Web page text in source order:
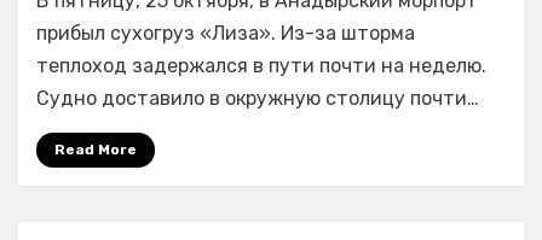
и
доставил
Анадырь
прибыл сухогруз «Лиза». Из-за шторма
теплоход задержался в пути почти на неделю.
Судно доставило в окружную столицу почти…
Read More